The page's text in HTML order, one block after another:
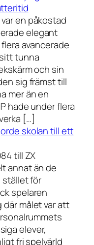
var en påkostad
elegant
avancerade
tunna
och sin
sig främst till
mer än en
hade under flera
[…]
skolan till ett
till ZX
annat än de
stället för
spelaren
där målet var att
elever,
fri spelvärld